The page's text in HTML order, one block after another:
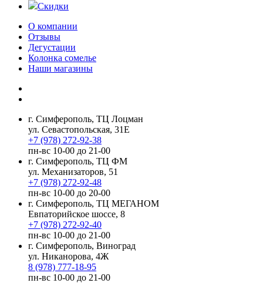
Скидки
О компании
Отзывы
Дегустации
Колонка сомелье
Наши магазины
г. Симферополь, ТЦ Лоцман
ул. Севастопольская, 31Е
+7 (978) 272-92-38
пн-вс 10-00 до 21-00
г. Симферополь, ТЦ ФМ
ул. Механизаторов, 51
+7 (978) 272-92-48
пн-вс 10-00 до 20-00
г. Симферополь, ТЦ МЕГАНОМ
Евпаторийское шоссе, 8
+7 (978) 272-92-40
пн-вс 10-00 до 21-00
г. Симферополь, Виноград
ул. Никанорова, 4Ж
8 (978) 777-18-95
пн-вс 10-00 до 21-00